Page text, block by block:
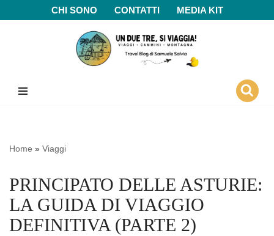
CHI SONO CONTATTI MEDIA KIT
Home » Viaggi
PRINCIPATO DELLE ASTURIE:
LA GUIDA DI VIAGGIO
DEFINITIVA (PARTE 2)